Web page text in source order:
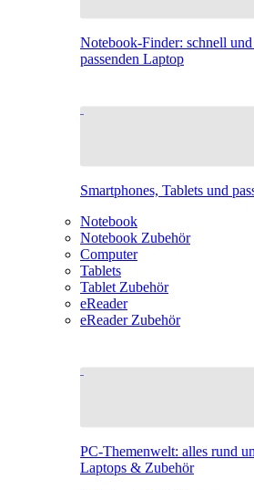
Notebook-Finder: schnell
passenden Laptop
Smartphones, Tablets und
Notebook
Notebook Zubehör
Computer
Tablets
Tablet Zubehör
eReader
eReader Zubehör
PC-Themenwelt: alles rund
Laptops & Zubehör